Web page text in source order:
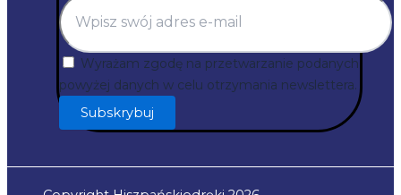
Wyrażam zgodę na przetwarzanie podanych
powyżej danych w celu otrzymania newslettera.
Subskrybuj